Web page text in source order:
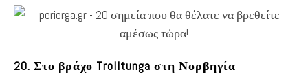
20. Στο βράχο Trolltunga στη Νορβηγία